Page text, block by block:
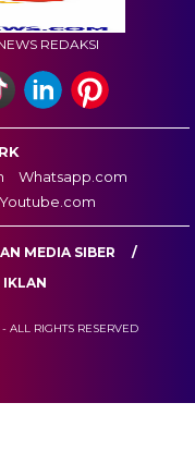
REDAKSI
Whatsapp.com
Youtube.com
MEDIA SIBER
IKLAN
ALL RIGHTS RESERVED